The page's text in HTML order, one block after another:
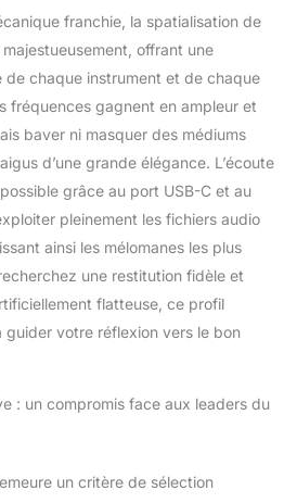
sonore inégalée dans
sa catégorie.
franchie, la spatialisation de
majestueusement, offrant une
de chaque instrument et de chaque
fréquences gagnent en ampleur et
baver ni masquer des médiums
d’une grande élégance. L’écoute
grâce au port USB-C et au
pleinement les fichiers audio
ainsi les mélomanes les plus
une restitution fidèle et
flatteuse, ce profil
guider votre réflexion vers le bon
: un compromis face aux leaders du
un critère de sélection